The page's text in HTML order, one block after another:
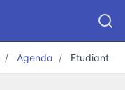
Agenda Etudiant